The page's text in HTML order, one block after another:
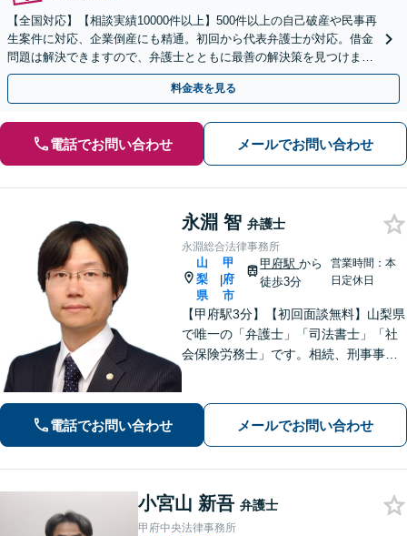
【全国対応】【相談実績10000件以上】500件以上の自己破産や民事再
生案件に対応、企業倒産にも精通。初回から代表弁護士が対応。借金
問題は解決できますので、弁護士とともに最善の解決策を見つけまし
ょう【初回相談無料】【法テラス利用可】
料金表を見る
電話でお問い合わせ メールでお問い合わせ
永淵 智 弁護士
永淵総合法律事務所
山
梨
県
|
甲
府
市
甲府駅から
徒歩3分
営業時間：本
日定休日
【甲府駅3分】【初回面談無料】山梨県
で唯一の「弁護士」「司法書士」「社
会保険労務士」です。相続、刑事事
し、最善の解決策をご提案いたしま
す。【休日・夜間面談可】【オンライ
電話でお問い合わせ メールでお問い合わせ
小宮山 新吾 弁護士
甲府中央法律事務所